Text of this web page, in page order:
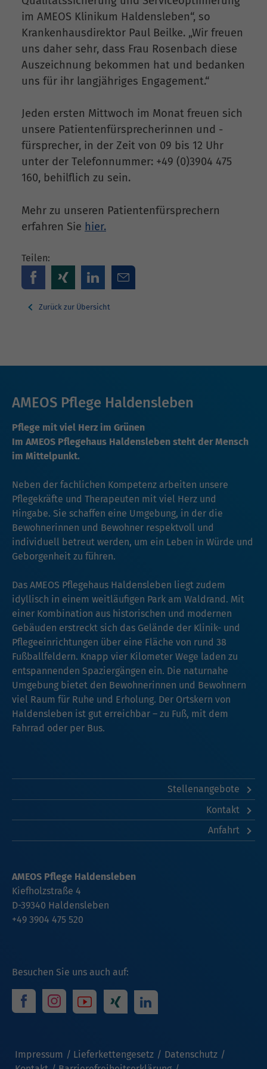
im AMEOS Klinikum Haldensleben“, so
Krankenhausdirektor Paul Beilke. „Wir freuen
uns daher sehr, dass Frau Rosenbach diese
Auszeichnung bekommen hat und bedanken
uns für ihr langjähriges Engagement.“
Jeden ersten Mittwoch im Monat freuen sich
unsere Patientenfürsprecherinnen und -
fürsprecher, in der Zeit von 09 bis 12 Uhr
unter der Telefonnummer: +49 (0)3904 475
160, behilflich zu sein.
Mehr zu unseren Patientenfürsprechern
erfahren Sie hier.
Teilen:
Zurück zur Übersicht
AMEOS Pflege Haldensleben
Pflege mit viel Herz im Grünen
Im AMEOS Pflegehaus Haldensleben steht der Mensch
im Mittelpunkt.
Neben der fachlichen Kompetenz arbeiten unsere
Pflegekräfte und Therapeuten mit viel Herz und
Hingabe. Sie schaffen eine Umgebung, in der die
Bewohnerinnen und Bewohner respektvoll und
individuell betreut werden, um ein Leben in Würde und
Geborgenheit zu führen.
Das AMEOS Pflegehaus Haldensleben liegt zudem
idyllisch in einem weitläufigen Park am Waldrand. Mit
einer Kombination aus historischen und modernen
Gebäuden erstreckt sich das Gelände der Klinik- und
Pflegeeinrichtungen über eine Fläche von rund 38
Fußballfeldern. Knapp vier Kilometer Wege laden zu
entspannenden Spaziergängen ein. Die naturnahe
Umgebung bietet den Bewohnerinnen und Bewohnern
viel Raum für Ruhe und Erholung. Der Ortskern von
Haldensleben ist gut erreichbar – zu Fuß, mit dem
Fahrrad oder per Bus.
Stellenangebote
Kontakt
Anfahrt
Besuchen Sie uns auch auf:
Impressum Lieferkettengesetz
Datenschutz
AMEOS Pflege Haldensleben
Kiefholzstraße 4
D-39340 Haldensleben
+49 3904 475 520